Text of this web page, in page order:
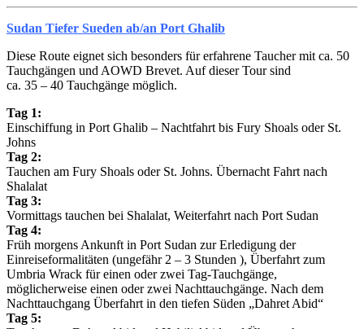
Sudan Tiefer Sueden ab/an Port Ghalib
Diese Route eignet sich besonders für erfahrene Taucher mit ca. 50
Tauchgängen und AOWD Brevet. Auf dieser Tour sind
ca. 35 – 40 Tauchgänge möglich.
Tag 1:
Einschiffung in Port Ghalib – Nachtfahrt bis Fury Shoals oder St.
Johns
Tag 2:
Tauchen am Fury Shoals oder St. Johns. Übernacht Fahrt nach
Shalalat
Tag 3:
Vormittags tauchen bei Shalalat, Weiterfahrt nach Port Sudan
Tag 4:
Früh morgens Ankunft in Port Sudan zur Erledigung der
Einreiseformalitäten (ungefähr 2 – 3 Stunden ), Überfahrt zum
Umbria Wrack für einen oder zwei Tag-­Tauchgänge,
möglicherweise einen oder zwei Nachttauchgänge. Nach dem
Nachttauchgang Überfahrt in den tiefen Süden „Dahret Abid“
Tag 5: